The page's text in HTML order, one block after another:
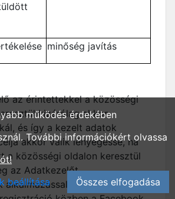
minőség javítás
az érintettekkel a közösségi
kizárólag akkor
és így a kezelt adatok
akkor válik lényegessé, ha
a közösségi oldalon keresztül
az Adatkezelőt.
alkalmazással való regisztráció
működés érdekében
További információkért olvassa
beállítása
Összes elfogadása